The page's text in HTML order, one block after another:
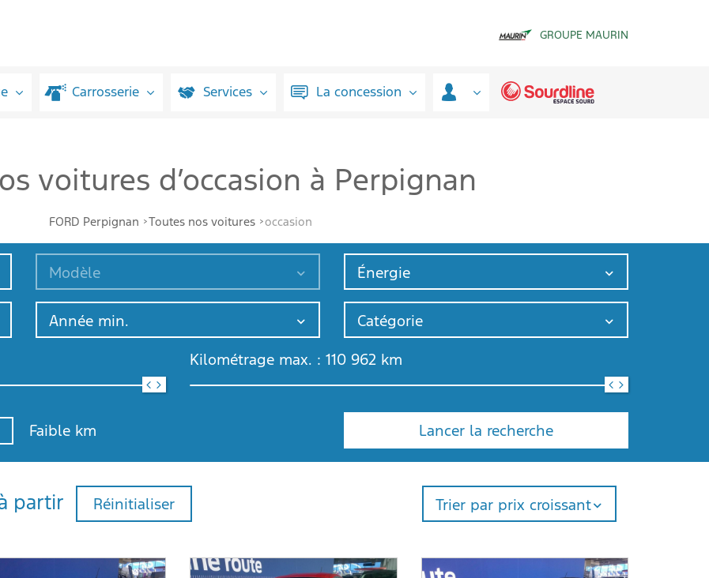
GROUPE MAURIN
Carrosserie Services La concession
voitures d’occasion à Perpignan
FORD Perpignan Toutes nos voitures occasion
Modèle Énergie
Année min. Catégorie
Kilométrage max. : 110 962 km
Faible km Lancer la recherche
partir Réinitialiser Trier par prix croissant